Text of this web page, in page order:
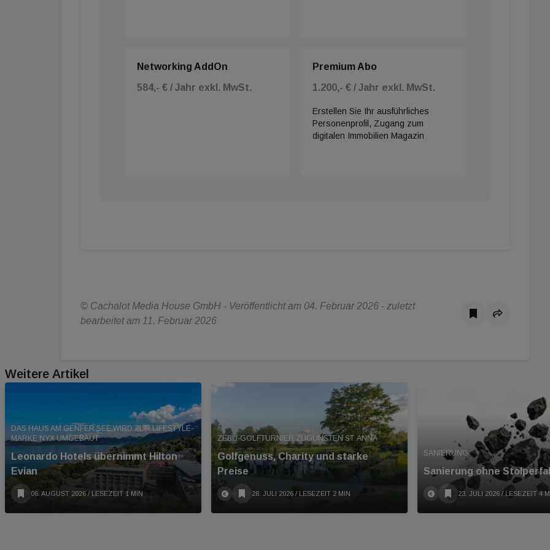
Networking AddOn
584,- € / Jahr exkl. MwSt.
Premium Abo
1.200,- € / Jahr exkl. MwSt.
Erstellen Sie Ihr ausführliches
Personenprofil, Zugang zum
digitalen Immobilien Magazin
© Cachalot Media House GmbH - Veröffentlicht am 04. Februar 2026 - zuletzt
bearbeitet am 11. Februar 2026
Weitere Artikel
DAS HAUS AM GENFER SEE WIRD ZUR LIFESTYLE-
MARKE NYX UMGEBAUT
Leonardo Hotels übernimmt Hilton
Evian
06. AUGUST 2026 / LESEZEIT 1 MIN
ZEBU-GOLFTURNIER ZUGUNSTEN ST. ANNA
Golfgenuss, Charity und starke
Preise
28. JULI 2026 / LESEZEIT 2 MIN
SANIERUNG
Sanierung ohne
23. JULI 2026 / LESEZEIT 4